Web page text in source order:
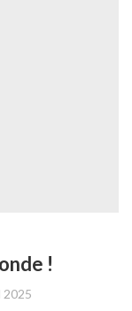
!
2025